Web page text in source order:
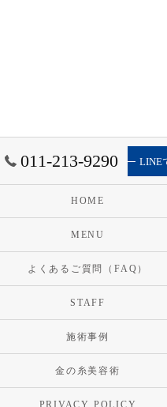
011-213-9290 LINE
HOME
MENU
よくあるご質問（FAQ）
STAFF
施術事例
金の糸美容術
PRIVACY POLICY